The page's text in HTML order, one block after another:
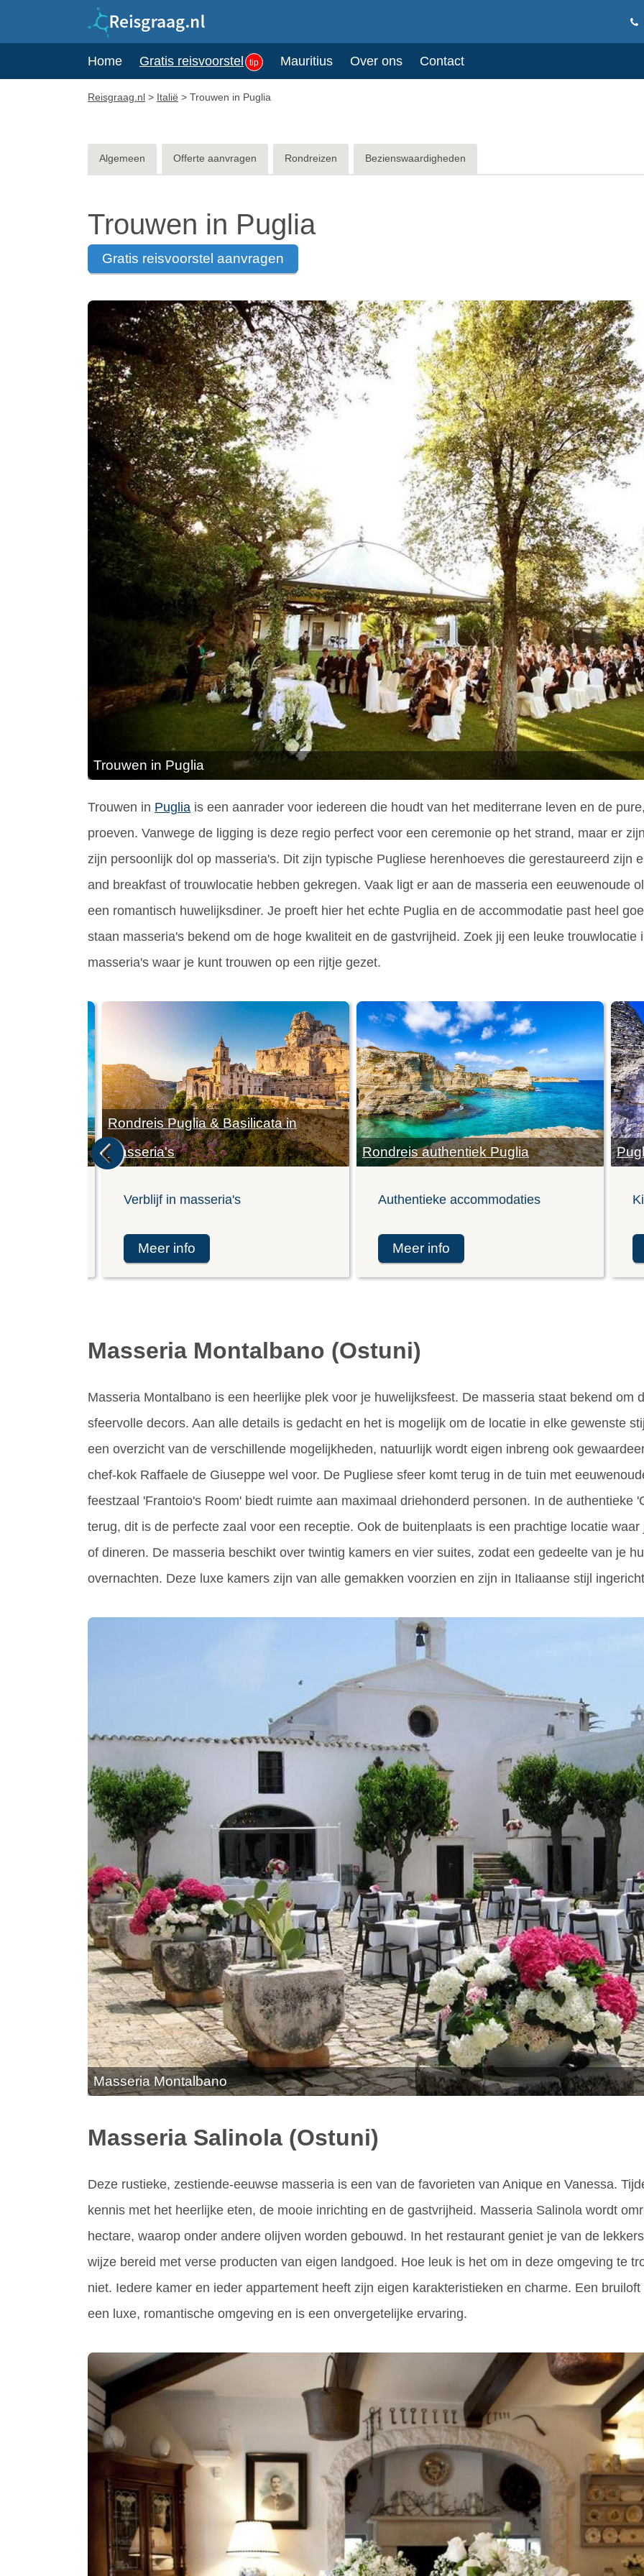
Home Gratis reisvoorstel tip Mauritius Over ons Contact
Reisgraag.nl > Italië > Trouwen in Puglia
Algemeen Offerte aanvragen Rondreizen Bezienswaardigheden
Trouwen in Puglia
gratis reisvoorstel aanvragen
Trouwen in Puglia
Trouwen in Puglia is een aanrader voor iedereen die houdt van het mediterrane leven en de
proeven. Vanwege de ligging is deze regio perfect voor een ceremonie op het strand, maar er
zijn persoonlijk dol op masseria's. Dit zijn typische Pugliese herenhoeves die gerestaureerd zijn
and breakfast of trouwlocatie hebben gekregen. Vaak ligt er aan de masseria een eeuwenoude
een romantisch huwelijksdiner. Je proeft hier het echte Puglia en de accommodatie past heel
staan masseria's bekend om de hoge kwaliteit en de gastvrijheid. Zoek jij een leuke trouwlocatie
masseria's waar je kunt trouwen op een rijtje gezet.
Rondreis Puglia & Basilicata in
masseria's
Verblijf in masseria's
meer info
Rondreis authentiek Puglia
Authentieke accommodaties
meer info
Masseria Montalbano (Ostuni)
Masseria Montalbano is een heerlijke plek voor je huwelijksfeest. De masseria staat bekend om
sfeervolle decors. Aan alle details is gedacht en het is mogelijk om de locatie in elke gewenste
een overzicht van de verschillende mogelijkheden, natuurlijk wordt eigen inbreng ook
chef-kok Raffaele de Giuseppe wel voor. De Pugliese sfeer komt terug in de tuin met
feestzaal 'Frantoio's Room' biedt ruimte aan maximaal driehonderd personen. In de authentieke
terug, dit is de perfecte zaal voor een receptie. Ook de buitenplaats is een prachtige locatie
of dineren. De masseria beschikt over twintig kamers en vier suites, zodat een gedeelte van je
overnachten. Deze luxe kamers zijn van alle gemakken voorzien en zijn in Italiaanse stijl
Masseria Montalbano
Masseria Salinola (Ostuni)
Deze rustieke, zestiende-eeuwse masseria is een van de favorieten van Anique en Vanessa.
kennis met het heerlijke eten, de mooie inrichting en de gastvrijheid. Masseria Salinola wordt
hectare, waarop onder andere olijven worden gebouwd. In het restaurant geniet je van de
wijze bereid met verse producten van eigen landgoed. Hoe leuk is het om in deze omgeving te
niet. Iedere kamer en ieder appartement heeft zijn eigen karakteristieken en charme. Een
een luxe, romantische omgeving en is een onvergetelijke ervaring.